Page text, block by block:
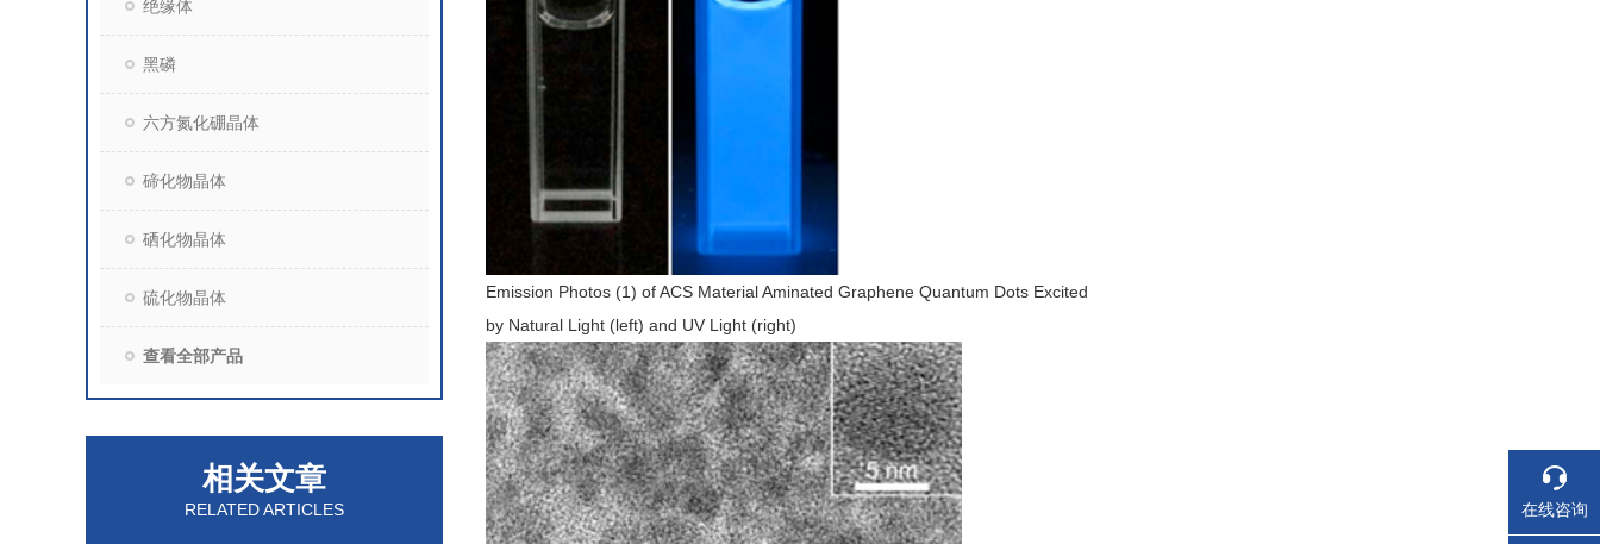
绝缘体
黑磷
六方氮化硼晶体
碲化物晶体
硒化物晶体
硫化物晶体
查看全部产品
相关文章
RELATED ARTICLES
Emission Photos (1) of ACS Material Aminated Graphene Quantum Dots Excited
by Natural Light (left) and UV Light (right)
在线咨询